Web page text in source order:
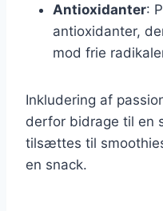
Antioxidanter:
antioxidanter,
mod frie
Inkludering af
derfor bidrage til en
tilsættes til
en snack.